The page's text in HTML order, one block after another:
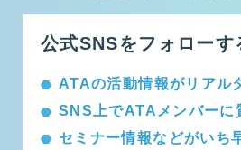
公式SNSをフォローす
ATAの活動情報がリアル
SNS上でATAメンバーに
セミナー情報などがいち